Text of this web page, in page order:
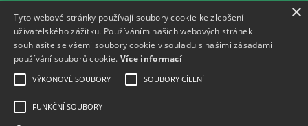
PODPOŘTE NÁS
ODEBÍREJTE NEWSLETTER
TELEGRAM UDÁLOSTÍ WMČR
×
Tyto webové stránky používají soubory cookie ke zlepšení
uživatelského zážitku. Používáním našich webových stránek
souhlasíte se všemi soubory cookie v souladu s našimi zásadami
používání souborů cookie. Více informací
VÝKONOVÉ SOUBORY SOUBORY CÍLENÍ
FUNKČNÍ SOUBORY